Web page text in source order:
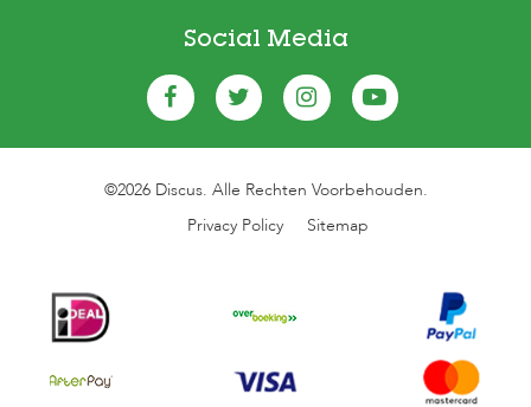
Social Media
©2026 Discus. Alle Rechten Voorbehouden.
Privacy Policy
Sitemap